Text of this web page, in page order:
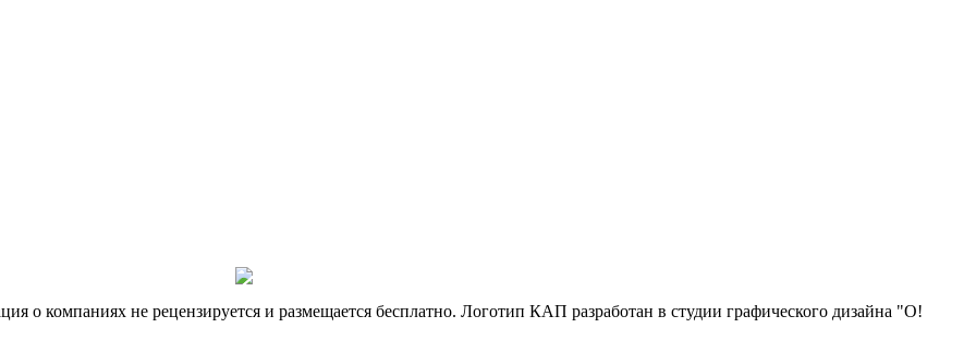
компаниях не рецензируется и размещается бесплатно. Логотип КАП разработан в студии графического дизайна "О!